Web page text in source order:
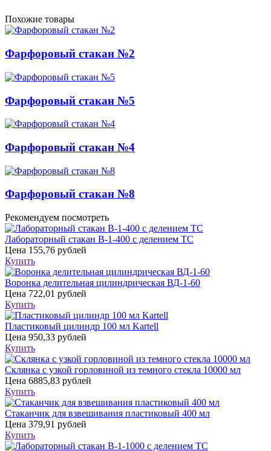
Похожие товары
Фарфоровый стакан №2
Фарфоровый стакан №5
Фарфоровый стакан №4
Фарфоровый стакан №8
Рекомендуем посмотреть
Лабораторный стакан В-1-400 с делением ТС
Цена 155,76 рублей
Купить
Воронка делительная цилиндрическая ВД-1-60
Цена 722,01 рублей
Купить
Пластиковый цилиндр 100 мл Kartell
Цена 950,33 рублей
Купить
Склянка с узкой горловиной из темного стекла 10000 мл
Цена 6885,83 рублей
Купить
Стаканчик для взвешивания пластиковый 400 мл
Цена 379,91 рублей
Купить